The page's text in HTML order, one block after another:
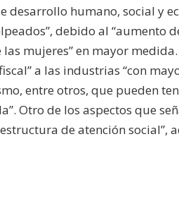
desarrollo humano, social y
debido al “aumento
mujeres” en mayor medida.
a las industrias “con
entre otros, que pueden
Otro de los aspectos que
de atención social”,